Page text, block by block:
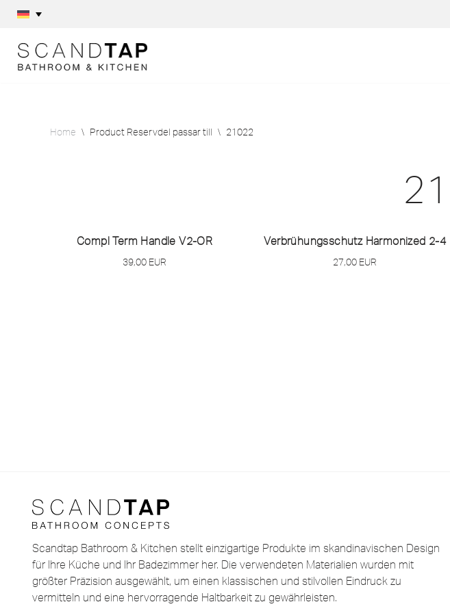
to
content
Home \ Product Reservdel passar till \ 21022
Compl Term Handle V2-OR
39,00 EUR
Verbrühungsschutz Harmonized 2-4
27,00 EUR
Scandtap Bathroom & Kitchen stellt einzigartige Produkte im skandinavischen Design
für Ihre Küche und Ihr Badezimmer her. Die verwendeten Materialien wurden mit
größter Präzision ausgewählt, um einen klassischen und stilvollen Eindruck zu
vermitteln und eine hervorragende Haltbarkeit zu gewährleisten.